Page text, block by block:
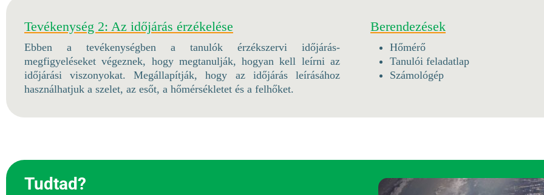
Tevékenység 2: Az időjárás érzékelése
Ebben a tevékenységben a tanulók érzékszervi időjárás-
megfigyeléseket végeznek, hogy megtanulják, hogyan kell leírni az
időjárási viszonyokat. Megállapítják, hogy az időjárás leírásához
használhatjuk a szelet, az esőt, a hőmérsékletet és a felhőket.
Berendezések
Hőmérő
Tanulói feladatlap
Számológép
Tudtad?